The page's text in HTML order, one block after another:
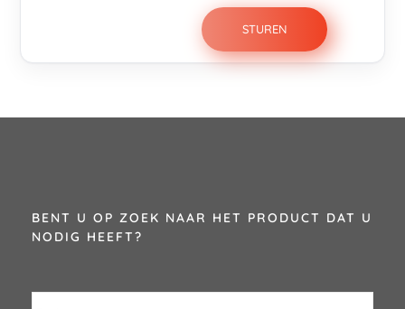
BENT U OP ZOEK NAAR HET PRODUCT DAT U
NODIG HEEFT?